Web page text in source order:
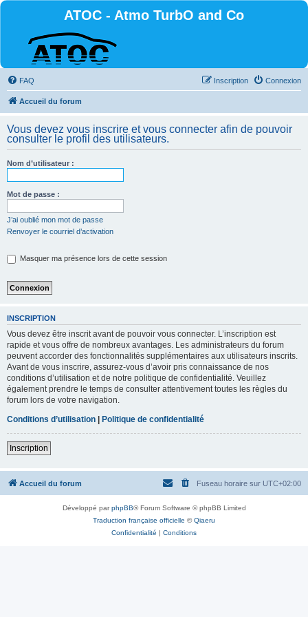
ATOC - Atmo TurbO and Co
FAQ Connexion
Inscription
Accueil du forum
Vous devez vous inscrire et vous connecter afin de pouvoir
consulter le profil des utilisateurs.
Nom d’utilisateur :
Mot de passe :
J’ai oublié mon mot de passe
Renvoyer le courriel d’activation
Masquer ma présence lors de cette session
INSCRIPTION
Vous devez être inscrit avant de pouvoir vous connecter. L’inscription est
rapide et vous offre de nombreux avantages. Les administrateurs du forum
peuvent accorder des fonctionnalités supplémentaires aux utilisateurs inscrits.
Avant de vous inscrire, assurez-vous d’avoir pris connaissance de nos
conditions d’utilisation et de notre politique de confidentialité. Veuillez
également prendre le temps de consulter attentivement toutes les règles du
forum lors de votre navigation.
Conditions d’utilisation
Politique de confidentialité
Inscription
Accueil du forum Fuseau horaire sur UTC+02:00
Développé parphpBB® Forum Software © phpBB Limited
Traduction française officielle ©Qiaeru
Confidentialité | Conditions